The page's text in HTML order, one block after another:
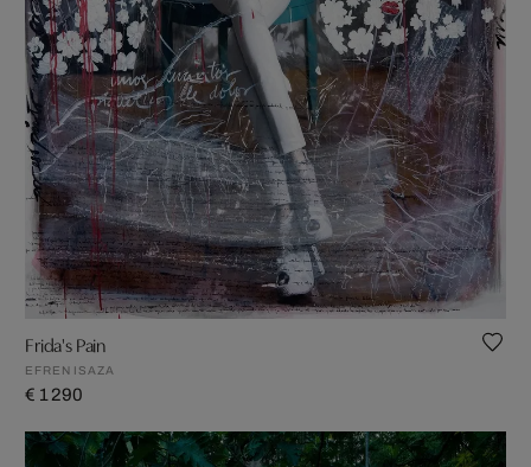
Frida's Pain
EFREN ISAZA
€ 1 290